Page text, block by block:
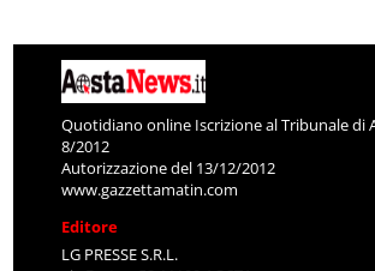
Quotidiano online Iscrizione al Tribunale di
8/2012
Autorizzazione del 13/12/2012
www.gazzettamatin.com
Editore
LG PRESSE S.R.L.